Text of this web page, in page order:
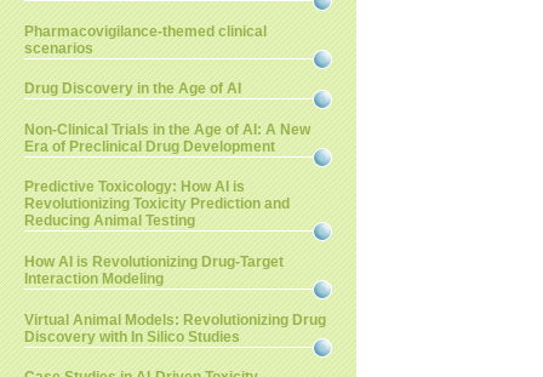
Pharmacovigilance-themed clinical
scenarios
Drug Discovery in the Age of AI
Non-Clinical Trials in the Age of AI: A New
Era of Preclinical Drug Development
Predictive Toxicology: How AI is
Revolutionizing Toxicity Prediction and
Reducing Animal Testing
How AI is Revolutionizing Drug-Target
Interaction Modeling
Virtual Animal Models: Revolutionizing Drug
Discovery with In Silico Studies